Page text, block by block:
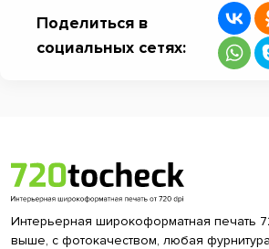
Поделиться в
социальных сетях:
Интерьерная широкоформатная печать
выше, с фотокачеством, любая фурнитура